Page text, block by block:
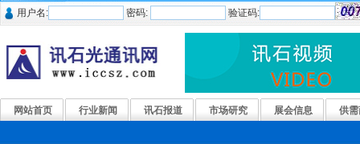
用户名: 密码: 验证码:
网站首页 行业新闻 讯石报道 市场研究 展会信息 供